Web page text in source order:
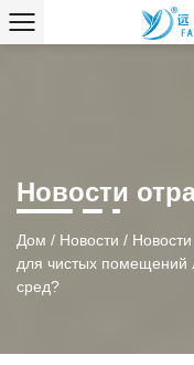
Новости
Дом / Новости /
для чистых
сред?